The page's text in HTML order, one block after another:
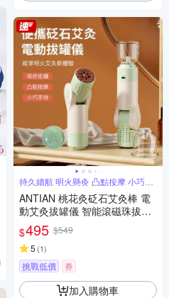
持久續航 明火懸灸 凸點按摩 小巧手
持
ANTIAN 桃花灸砭石艾灸棒 電
動艾灸拔罐儀 智能滾磁珠拔罐
按摩儀 吸罐艾灸器
$495 $549
5 (1)
挑戰低價 券
加入購物車